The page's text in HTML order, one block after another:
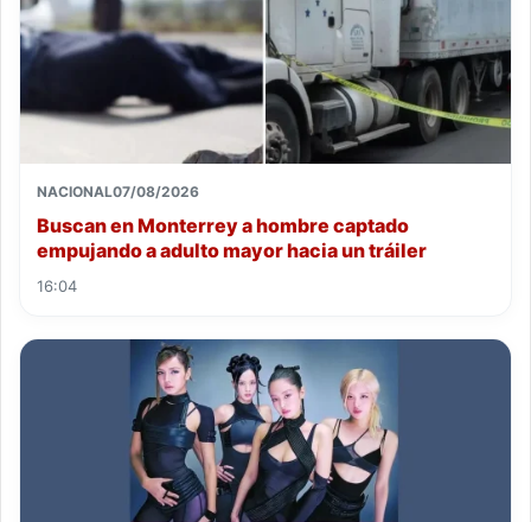
NACIONAL07/08/2026
Buscan en Monterrey a hombre captado
empujando a adulto mayor hacia un tráiler
16:04